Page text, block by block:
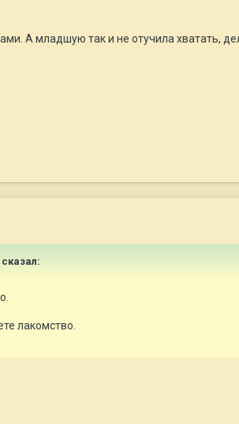
А младшую так и не отучила хватать,
лакомство.